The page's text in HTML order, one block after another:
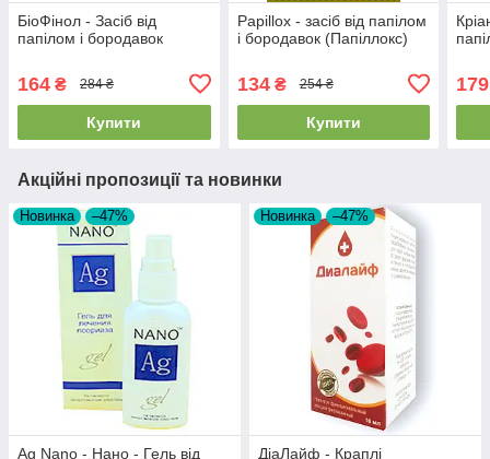
БіоФінол - Засіб від
папілом і бородавок
164 ₴ 284 ₴
Купити
Papillox - засіб від папілом
і бородавок (Папіллокс)
134₴ 254 ₴
Купити
179
Акційні пропозиції та новинки
Новинка –47%
Ag Nano - Нано - Гель від
Новинка –47%
ДіаЛайф - Краплі